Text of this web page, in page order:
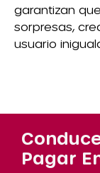
garantizan
sorpresas,
usuario
Pagar